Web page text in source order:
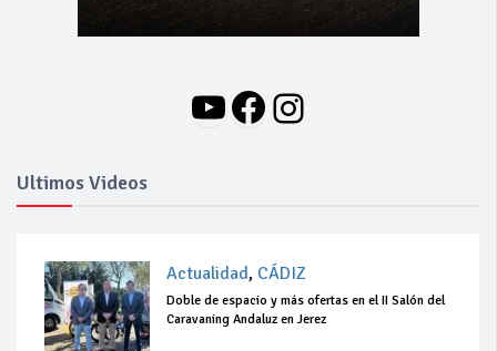
YouTube
Facebook
Instagram
Ultimos Videos
Actualidad, CÁDIZ
Doble de espacio y más ofertas en el II Salón del
Caravaning Andaluz en Jerez